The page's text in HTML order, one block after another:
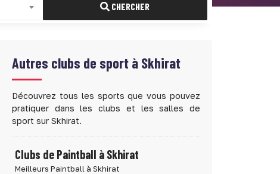
CHERCHER
Autres clubs de sport à Skhirat
Découvrez tous les sports que vous pouvez
pratiquer dans les clubs et les salles de
sport sur Skhirat.
Clubs de Paintball à Skhirat
Meilleurs Paintball à Skhirat